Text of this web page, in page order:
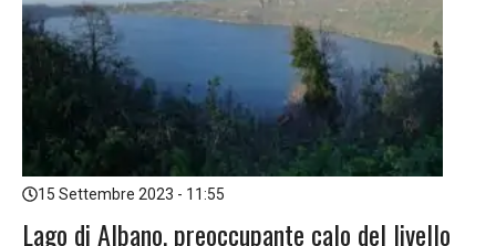
15 Settembre 2023 - 11:55
Lago di Albano, preoccupante calo del livello